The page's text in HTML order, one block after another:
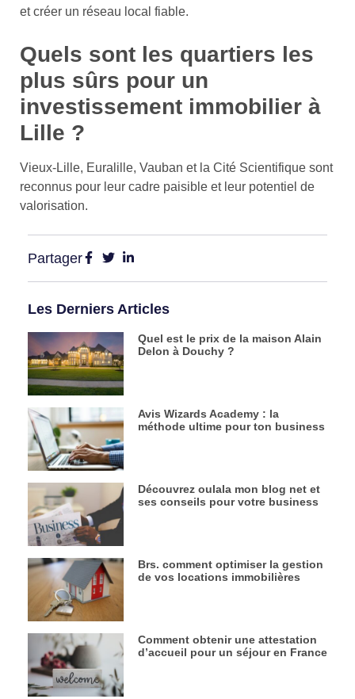
et créer un réseau local fiable.
Quels sont les quartiers les
plus sûrs pour un
investissement immobilier à
Lille ?
Vieux-Lille, Euralille, Vauban et la Cité Scientifique sont
reconnus pour leur cadre paisible et leur potentiel de
valorisation.
Partager
Les Derniers Articles
Quel est le prix de la maison Alain
Delon à Douchy ?
Avis Wizards Academy : la
méthode ultime pour ton business
Découvrez oulala mon blog net et
ses conseils pour votre business
Brs. comment optimiser la gestion
de vos locations immobilières
Comment obtenir une attestation
d’accueil pour un séjour en France